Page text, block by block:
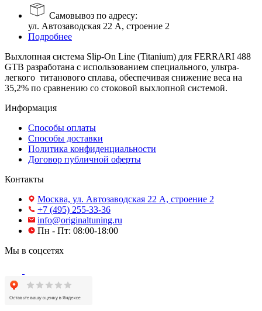
Самовывоз по адресу:
ул. Автозаводская 22 А, строение 2
Подробнее
Выхлопная система Slip-On Line (Titanium) для FERRARI 488
GTB разработана с использованием специального, ультра-
легкого титанового сплава, обеспечивая снижение веса на
35,2% по сравнению со стоковой выхлопной системой.
Информация
Способы оплаты
Способы доставки
Политика конфиденциальности
Договор публичной оферты
Контакты
Москва, ул. Автозаводская 22 А, строение 2
+7 (495) 255-33-36
info@originaltuning.ru
Пн - Пт: 08:00-18:00
Мы в соцсетях